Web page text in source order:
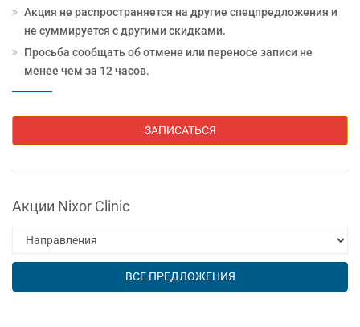
Акция не распространяется на другие спецпредложения и
не суммируется с другими скидками.
Просьба сообщать об отмене или переносе записи не
менее чем за 12 часов.
ЗАПИСАТЬСЯ
Акции Nixor Clinic
ВСЕ ПРЕДЛОЖЕНИЯ